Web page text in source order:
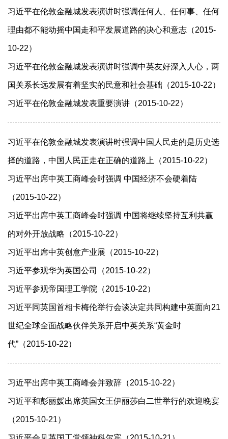
习近平在伦敦金融城发表演讲时强调任何人、任何事、任何
理由都不能动摇中国走和平发展道路的决心和意志（2015-
10-22）
习近平在伦敦金融城发表演讲时强调中英友好深入人心，两
国关系长远发展有着坚实的民意和社会基础（2015-10-22）
习近平在伦敦金融城发表重要演讲（2015-10-22）
习近平在伦敦金融城发表演讲时强调中国人民走的是历史选
择的道路，中国人民正走在正确的道路上（2015-10-22）
习近平出席中英工商峰会时强调 中国经济不会硬着陆
（2015-10-22）
习近平出席中英工商峰会时强调 中国将继续坚持互利共赢
的对外开放战略（2015-10-22）
习近平出席中英创意产业展（2015-10-22）
习近平参观华为英国公司（2015-10-22）
习近平参观帝国理工学院（2015-10-22）
习近平同英国首相卡梅伦举行会谈决定共同构建中英面向21
世纪全球全面战略伙伴关系开启中英关系“黄金时
代”（2015-10-22）
习近平出席中英工商峰会并致辞（2015-10-22）
习近平和彭丽媛出席英国女王伊丽莎白二世举行的欢迎晚宴
（2015-10-21）